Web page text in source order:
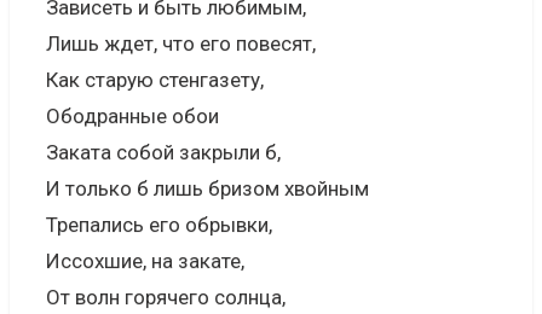
Зависеть и быть любимым,
Лишь ждет, что его повесят,
Как старую стенгазету,
Ободранные обои
Заката собой закрыли б,
И только б лишь бризом хвойным
Трепались его обрывки,
Иссохшие, на закате,
От волн горячего солнца,